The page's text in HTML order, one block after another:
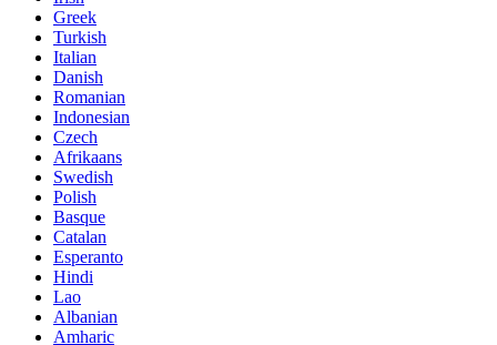
Greek
Turkish
Italian
Danish
Romanian
Indonesian
Czech
Afrikaans
Swedish
Polish
Basque
Catalan
Esperanto
Hindi
Lao
Albanian
Amharic